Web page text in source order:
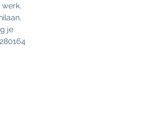
je